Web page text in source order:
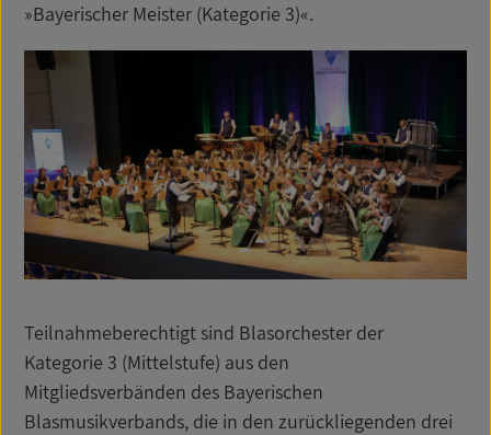
»Bayerischer Meister (Kategorie 3)«.
Teilnahmeberechtigt sind Blasorchester der
Kategorie 3 (Mittelstufe) aus den
Mitgliedsverbänden des Bayerischen
Blasmusikverbands, die in den zurückliegenden drei